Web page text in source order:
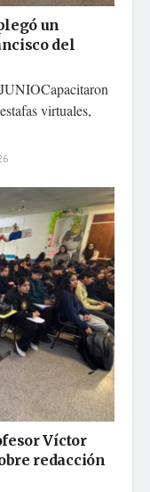
un
del
virtuales,
Víctor
redacción